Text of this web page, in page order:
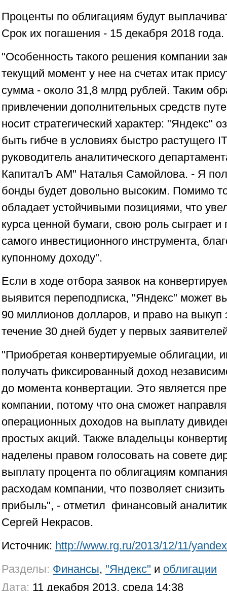
Проценты по облигациям будут
Срок их погашения - 15 декабря 2018 года.
"Особенность такого решения компании
текущий момент у нее на счетах итак
сумма - около 31,8 млрд рублей. Таким
привлечении дополнительных средств
носит стратегический характер: "Яндекс"
быть гибче в условиях быстро растущего
руководитель аналитического
КапиталЪ АМ" Наталья Самойлова. - Я
бонды будет довольно высоким. Помимо
обладает устойчивыми позициями, что
курса ценной бумаги, свою роль сыграет и
самого инвестиционного инструмента,
купонному доходу".
Если в ходе отбора заявок на
выявится переподписка, "Яндекс" может
90 миллионов долларов, и право на выкуп
течение 30 дней будет у первых
"Приобретая конвертируемые облигации,
получать фиксированный доход
до момента конвертации. Это является
компании, потому что она сможет
операционных доходов на выплату
простых акций. Также владельцы
наделены правом голосовать на совете
выплату процента по облигациям
расходам компании, что позволяет
прибыль", - отметил финансовый
Сергей Некрасов.
Источник: http://www.rg.ru/2013/12/11/
Разделы: Финансы, "Яндекс" и облигации
Дата: 11 декабря 2013, среда 14:38